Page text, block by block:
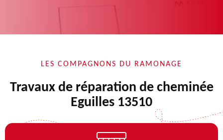
LES COMPAGNONS DU RAMONAGE
Travaux de réparation de cheminée
Eguilles 13510